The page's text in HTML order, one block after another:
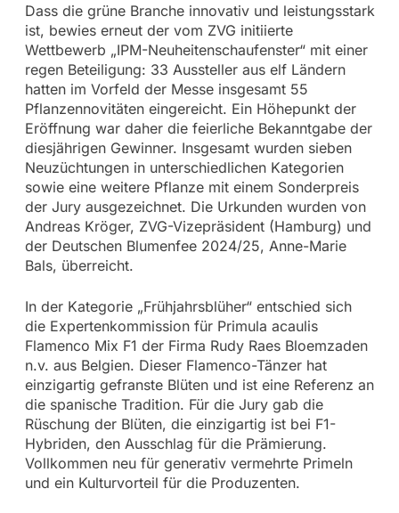
Dass die grüne Branche innovativ und leistungsstark
ist, bewies erneut der vom ZVG initiierte
Wettbewerb „IPM-Neuheitenschaufenster“ mit einer
regen Beteiligung: 33 Aussteller aus elf Ländern
hatten im Vorfeld der Messe insgesamt 55
Pflanzennovitäten eingereicht. Ein Höhepunkt der
Eröffnung war daher die feierliche Bekanntgabe der
diesjährigen Gewinner. Insgesamt wurden sieben
Neuzüchtungen in unterschiedlichen Kategorien
sowie eine weitere Pflanze mit einem Sonderpreis
der Jury ausgezeichnet. Die Urkunden wurden von
Andreas Kröger, ZVG-Vizepräsident (Hamburg) und
der Deutschen Blumenfee 2024/25, Anne-Marie
Bals, überreicht.
In der Kategorie „Frühjahrsblüher“ entschied sich
die Expertenkommission für Primula acaulis
Flamenco Mix F1 der Firma Rudy Raes Bloemzaden
n.v. aus Belgien. Dieser Flamenco-Tänzer hat
einzigartig gefranste Blüten und ist eine Referenz an
die spanische Tradition. Für die Jury gab die
Rüschung der Blüten, die einzigartig ist bei F1-
Hybriden, den Ausschlag für die Prämierung.
Vollkommen neu für generativ vermehrte Primeln
und ein Kulturvorteil für die Produzenten.